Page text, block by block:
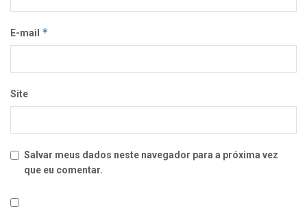
E-mail *
Site
Salvar meus dados neste navegador para a próxima vez
que eu comentar.